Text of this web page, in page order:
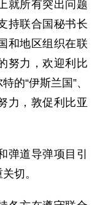
就所有突出问题
持联合国秘书长
和地区组织在联
努力，欢迎利比
的“伊斯兰国”、
力，敦促利比亚
道导弹项目引
切。